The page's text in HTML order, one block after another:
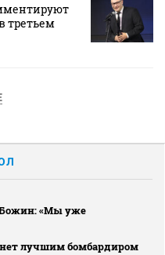
третьем
Божин: «Мы уже
лучшим бомбардиром